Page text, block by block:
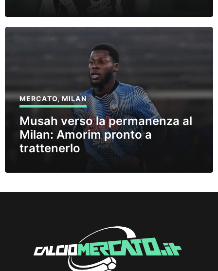
MERCATO,MILAN
Musah verso la permanenza al
Milan: Amorim pronto a
trattenerlo